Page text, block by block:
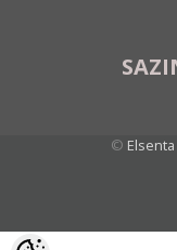
© Elsenta